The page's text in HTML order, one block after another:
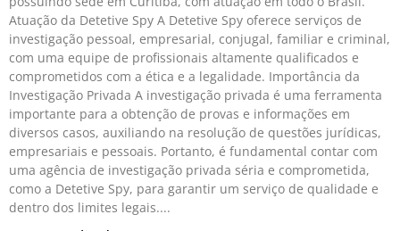
Atuação da Detetive Spy A Detetive Spy oferece serviços de
investigação pessoal, empresarial, conjugal, familiar e criminal,
com uma equipe de profissionais altamente qualificados e
comprometidos com a ética e a legalidade. Importância da
Investigação Privada A investigação privada é uma ferramenta
importante para a obtenção de provas e informações em
diversos casos, auxiliando na resolução de questões jurídicas,
empresariais e pessoais. Portanto, é fundamental contar com
uma agência de investigação privada séria e comprometida,
como a Detetive Spy, para garantir um serviço de qualidade e
dentro dos limites legais.